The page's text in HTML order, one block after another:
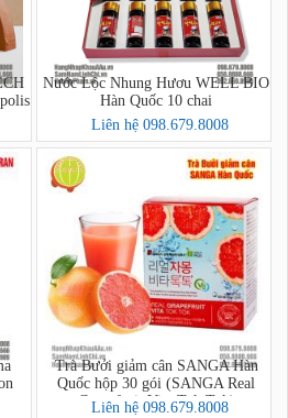
Nước Lộc Nhung Hươu WELL BIO
Hàn Quốc 10 chai
Liên hệ 098.679.8008
Trà Bưởi giảm cân SANGA Hàn
Quốc hộp 30 gói (SANGA Real
Grapefruit Vita Tok Tok)
Liên hệ 098.679.8008